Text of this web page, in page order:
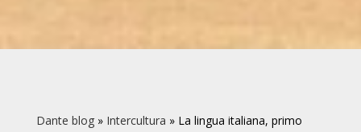
Dante blog» Intercultura » La lingua italiana, primo